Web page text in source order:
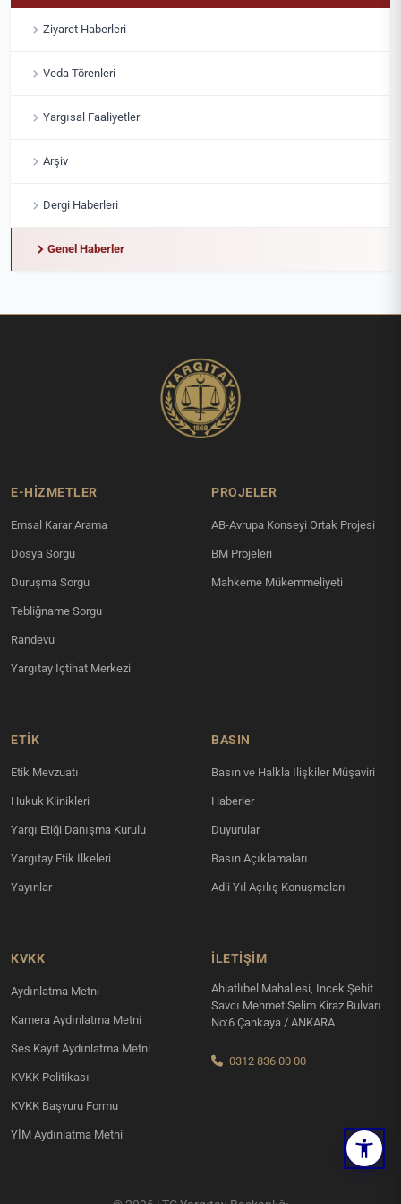
Ziyaret Haberleri
Veda Törenleri
Yargısal Faaliyetler
Arşiv
Dergi Haberleri
Genel Haberler
E-HİZMETLER
Emsal Karar Arama
Dosya Sorgu
Duruşma Sorgu
Tebliğname Sorgu
Randevu
Yargıtay İçtihat Merkezi
PROJELER
AB-Avrupa Konseyi Ortak Projesi
BM Projeleri
Mahkeme Mükemmeliyeti
ETİK
Etik Mevzuatı
Hukuk Klinikleri
Yargı Etiği Danışma Kurulu
Yargıtay Etik İlkeleri
Yayınlar
BASIN
Basın ve Halkla İlişkiler Müşaviri
Haberler
Duyurular
Basın Açıklamaları
Adli Yıl Açılış Konuşmaları
KVKK
Aydınlatma Metni
Kamera Aydınlatma Metni
Ses Kayıt Aydınlatma Metni
KVKK Politikası
KVKK Başvuru Formu
YİM Aydınlatma Metni
İLETIŞIM
Ahlatlıbel Mahallesi, İncek Şehit
Savcı Mehmet Selim Kiraz Bulvarı
No:6 Çankaya / ANKARA
0312 836 00 00